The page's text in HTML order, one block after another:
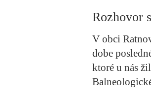
Rozhovor
V obci
dobe
ktoré u nás